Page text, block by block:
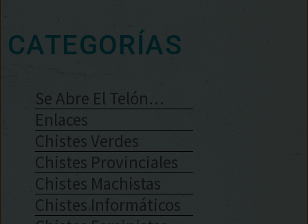
CATEGORÍAS
Se Abre El Telón…
Enlaces
Chistes Verdes
Chistes Provinciales
Chistes Machistas
Chistes Informáticos